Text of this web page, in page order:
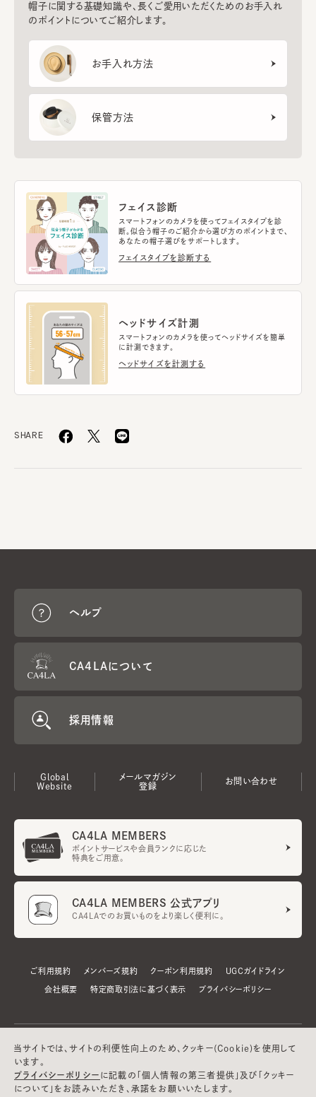
帽子に関する基礎知識や、長くご愛用いただくためのお手入れ
のポイントについてご紹介します。
お手入れ方法
保管方法
フェイス診断
スマートフォンのカメラを使ってフェイスタイプを診
断。似合う帽子のご紹介から選び方のポイントまで、
あなたの帽子選びをサポートします。
フェイスタイプを診断する
ヘッドサイズ計測
スマートフォンのカメラを使ってヘッドサイズを簡単
に計測できます。
ヘッドサイズを計測する
SHARE
ヘルプ
CA4LAについて
採用情報
Global
Website
メールマガジン
登録
お問い合わせ
CA4LA MEMBERS
ポイントサービスや会員ランクに応じた
特典をご用意。
CA4LA MEMBERS 公式アプリ
CA4LAでのお買いものをより楽しく便利に。
ご利用規約 メンバーズ規約 クーポン利用規約 UGCガイドライン
会社概要 特定商取引法に基づく表示 プライバシーポリシー
当サイトでは、サイトの利便性向上のため、クッキー(Cookie)を使用して
います。
プライバシーポリシー に記載の「個人情報の第三者提供」及び「クッキー
について」をお読みいただき、承諾をお願いいたします。